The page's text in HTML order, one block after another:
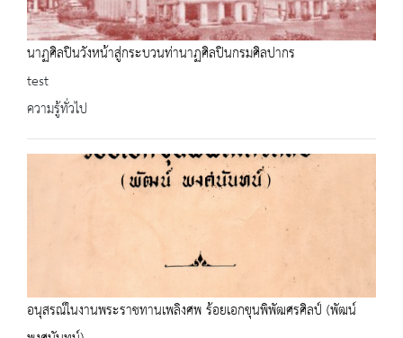
นาฏศิลปินวังหน้าสู่กระบวนท่านาฏศิลปินกรมศิลปากร
test
ความรู้ทั่วไป
อนุสรณ์ในงานพระราชทานเพลิงศพ ร้อยเอกขุนพิพัฒศรศิลป์ (พัฒน์